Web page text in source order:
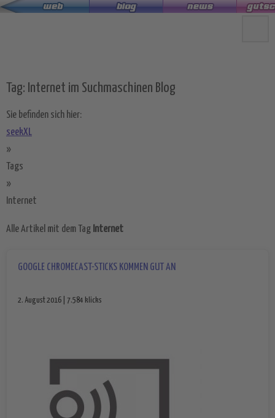
Zum
Tag: Internet im Suchmaschinen Blog
Sie befinden sich hier:
seekXL
»
Tags
»
Internet
Alle Artikel mit dem Tag Internet
GOOGLE CHROMECAST-STICKS KOMMEN GUT AN
2. August 2016 | 7.584 klicks